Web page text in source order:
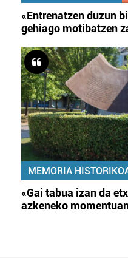
«Entrenatzen duzun
gehiago motibatzen
MEMORIA
«Gai tabua izan da
azkeneko